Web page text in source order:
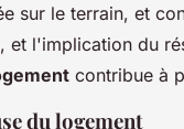
sur le terrain, et
et l'implication du
contribue à
du logement